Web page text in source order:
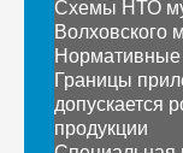
Схемы НТО
Волховского
Границы
допускается
продукции